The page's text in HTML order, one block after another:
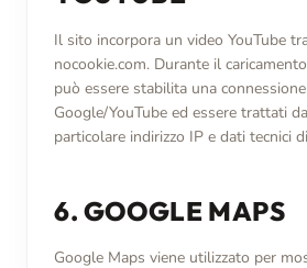
Il sito incorpora un video YouTube
nocookie.com. Durante il
può essere stabilita una
Google/YouTube ed essere trattati
particolare indirizzo IP e dati tecnici
6. GOOGLE MAPS
Google Maps viene utilizzato per